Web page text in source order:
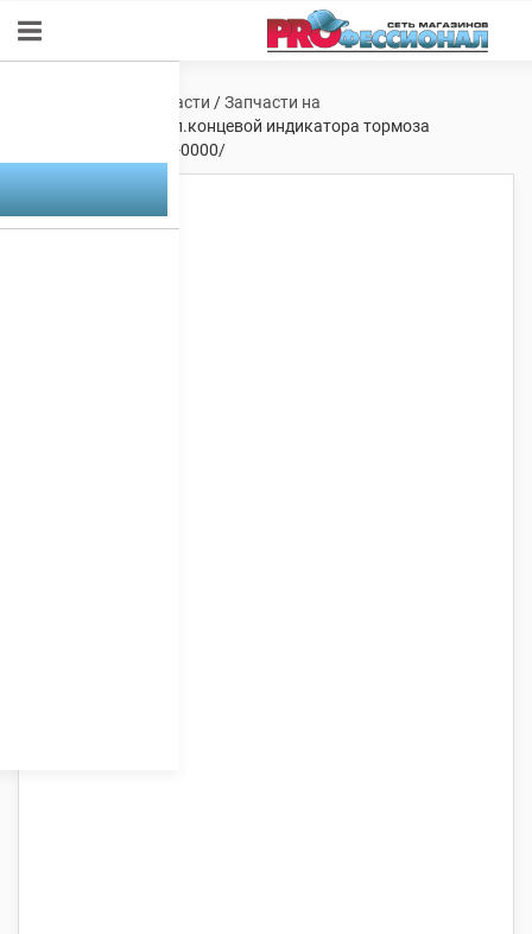
Мотозапчасти /Запчасти на
/ Выкл.концевой индикатора тормоза
ATV500H/37600-058-0000/